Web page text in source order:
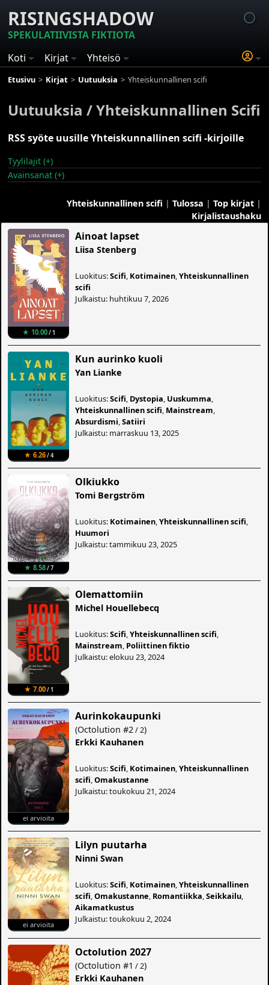
RISINGSHADOW
SPEKULATIIVISTA FIKTIOTA
Koti
Kirjat Yhteisö
Etusivu Kirjat Uutuuksia Yhteiskunnallinen scifi
Uutuuksia / Yhteiskunnallinen Scifi
RSS syöte uusille Yhteiskunnallinen scifi -kirjoille
Tyylilajit (+)
Avainsanat (+)
Yhteiskunnallinen scifi | Tulossa | Top kirjat|
Kirjalistaushaku
★ 10.00/ 1
Ainoat lapset
Liisa Stenberg
Luokitus:Scifi Kotimainen ,Yhteiskunnallinen
scifi
Julkaistu: huhtikuu 7, 2026
★ 6.26/ 4
Kun aurinko kuoli
Yan Lianke
Luokitus:Scifi Dystopia Uuskumma
Yhteiskunnallinen scifi Mainstream
Absurdismi ,Satiiri
Julkaistu: marraskuu 13, 2025
★ 8.58/ 7
Olkiukko
Tomi Bergström
Luokitus: Kotimainen ,Yhteiskunnallinen scifi
Huumori
Julkaistu: tammikuu 23, 2025
★ 7.00/ 1
Olemattomiin
Michel Houellebecq
Luokitus:Scifi ,Yhteiskunnallinen scifi
Mainstream Poliittinen fiktio
Julkaistu: elokuu 23, 2024
ei arvioita
Aurinkokaupunki
(Octolution #2 / 2)
Erkki Kauhanen
Luokitus:Scifi Kotimainen ,Yhteiskunnallinen
scifi ,Omakustanne
Julkaistu: toukokuu 21, 2024
ei arvioita
Lilyn puutarha
Ninni Swan
Luokitus:Scifi Kotimainen ,Yhteiskunnallinen
scifi ,Omakustanne Romantiikka ,Seikkailu
Aikamatkustus
Julkaistu: toukokuu 2, 2024
Octolution 2027
(Octolution #1 / 2)
Erkki Kauhanen